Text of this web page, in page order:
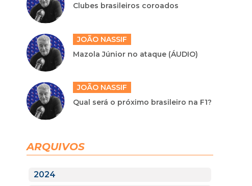
Clubes brasileiros coroados
JOÃO NASSIF
Mazola Júnior no ataque (ÁUDIO)
JOÃO NASSIF
Qual será o próximo brasileiro na F1?
ARQUIVOS
2024